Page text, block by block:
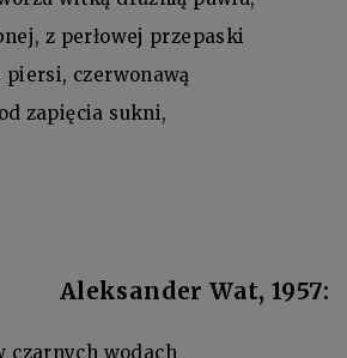
z perłowej przepaski
piersi, czerwonawą
zapięcia sukni,
Aleksander Wat, 1957:
czarnych wodach